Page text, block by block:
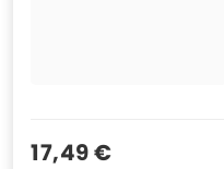
Verkaufspreis
17,49 €